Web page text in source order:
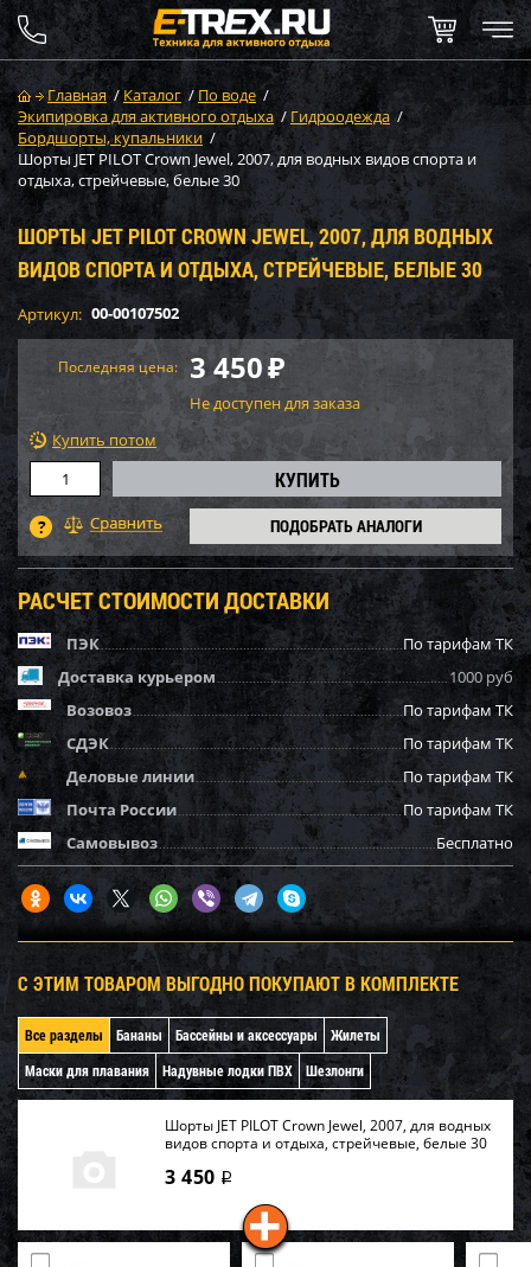
Главная / Каталог / По воде /
Экипировка для активного отдыха / Гидроодежда /
Бордшорты, купальники /
Шорты JET PILOT Crown Jewel, 2007, для водных видов спорта и
отдыха, стрейчевые, белые 30
ШОРТЫ JET PILOT CROWN JEWEL, 2007, ДЛЯ ВОДНЫХ
ВИДОВ СПОРТА И ОТДЫХА, СТРЕЙЧЕВЫЕ, БЕЛЫЕ 30
Артикул: 00-00107502
Последняя цена: 3 450₽
Не доступен для заказа
Купить потом
ПОДОБРАТЬ АНАЛОГИ
РАСЧЕТ СТОИМОСТИ ДОСТАВКИ
ПЭК
По тарифам ТК
Доставка курьером
1000 руб
Возовоз
По тарифам ТК
СДЭК
По тарифам ТК
Деловые линии
По тарифам ТК
Почта России
По тарифам ТК
Самовывоз
Бесплатно
С ЭТИМ ТОВАРОМ ВЫГОДНО ПОКУПАЮТ В КОМПЛЕКТЕ
Все разделы Бананы Бассейны и аксессуары
Жилеты
Маски для плавания
Надувные лодки ПВХ Шезлонги
Шорты JET PILOT Crown Jewel, 2007, для водных
видов спорта и отдыха, стрейчевые, белые 30
3 450 i